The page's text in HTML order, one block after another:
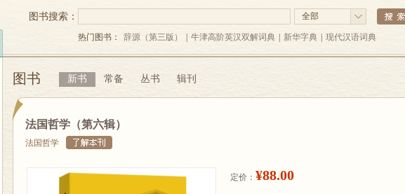
全部
图书搜索：
热门图书： 辞源（第三版） 牛津高阶英汉双解词典 新华字典 现代汉语词典
图书 新书 常备 丛书 辑刊
法国哲学（第六辑）
法国哲学
定价： ¥88.00